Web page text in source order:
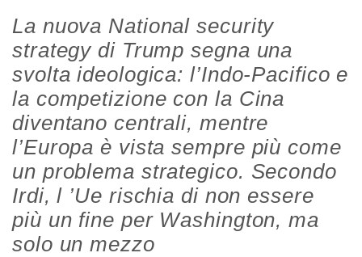
La nuova National security
strategy di Trump segna una
svolta ideologica: l’Indo-Pacifico e
la competizione con la Cina
diventano centrali, mentre
l’Europa è vista sempre più come
un problema strategico. Secondo
Irdi, l ’Ue rischia di non essere
più un fine per Washington, ma
solo un mezzo